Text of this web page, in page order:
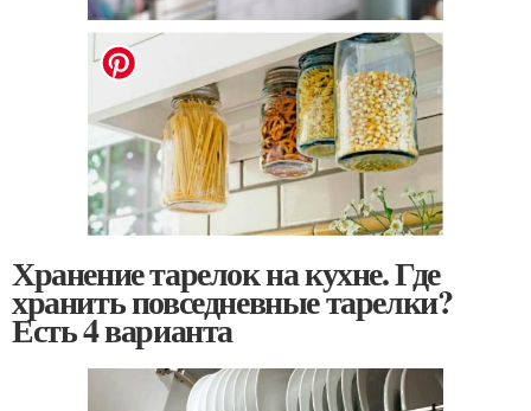
Хранение тарелок на кухне. Где
хранить повседневные тарелки?
Есть 4 варианта